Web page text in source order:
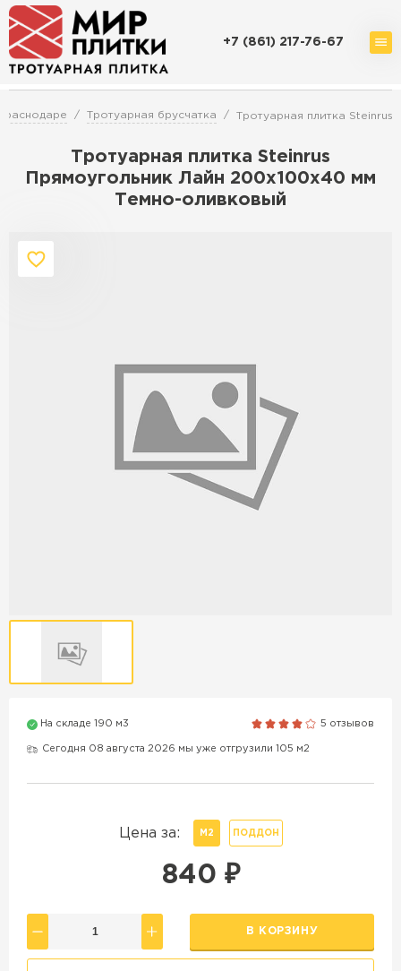
+7 (861) 217-76-67
Тротуарная брусчатка Тротуарная плитка
Тротуарная плитка Steinrus
Прямоугольник Лайн 200х100х40 мм
Темно-оливковый
На складе 190 м3 5 отзывов
Сегодня 08 августа 2026 мы уже отгрузили 105 м2
Цена за: М2 ПОДДОН
840 ₽
В КОРЗИНУ
Продажа бордюров в
Краснодаре